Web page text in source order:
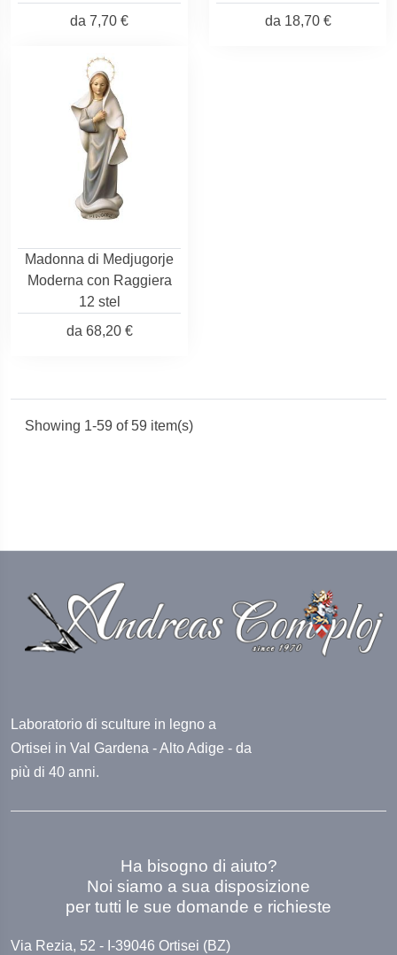
da 7,70 €
da 18,70 €
Madonna di Medjugorje
Moderna con Raggiera
12 stel
da 68,20 €
Showing 1-59 of 59 item(s)
Laboratorio di sculture in legno a
Ortisei in Val Gardena - Alto Adige - da
più di 40 anni.
Ha bisogno di aiuto?
Noi siamo a sua disposizione
per tutti le sue domande e richieste
Via Rezia, 52 - I-39046 Ortisei (BZ)